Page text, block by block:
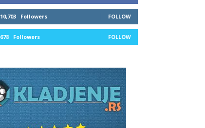
10,703 Followers FOLLOW
678 Followers FOLLOW